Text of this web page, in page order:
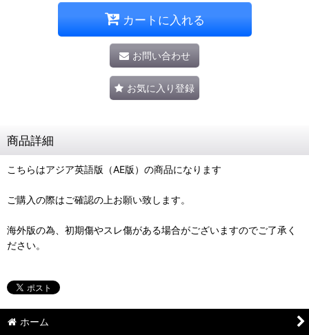
カートに入れる
お問い合わせ
お気に入り登録
商品詳細
こちらはアジア英語版（AE版）の商品になります
ご購入の際はご確認の上お願い致します。
海外版の為、初期傷やスレ傷がある場合がございますのでご了承く
ださい。
ホーム